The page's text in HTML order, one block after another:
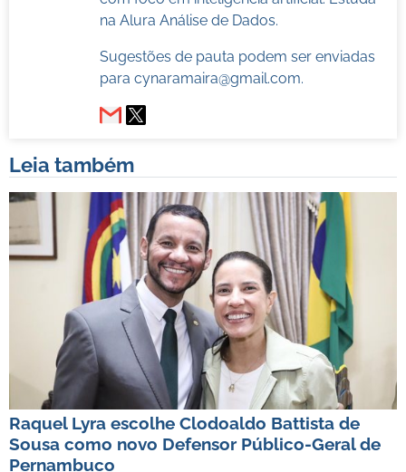
na Alura Análise de Dados.
Sugestões de pauta podem ser enviadas
para cynaramaira@gmail.com.
Leia também
Raquel Lyra escolhe Clodoaldo Battista de
Sousa como novo Defensor Público-Geral de
Pernambuco